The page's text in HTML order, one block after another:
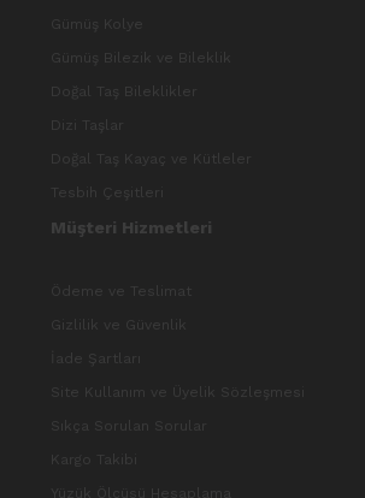
Gümüş Kolye
Gümüş Bilezik ve Bileklik
Doğal Taş Bileklikler
Dizi Taşlar
Doğal Taş Kayaç ve Kütleler
Tesbih Çeşitleri
Müşteri Hizmetleri
Ödeme ve Teslimat
Gizlilik ve Güvenlik
İade Şartları
Site Kullanım ve Üyelik Sözleşmesi
Sıkça Sorulan Sorular
Kargo Takibi
Yüzük Ölçüsü Hesaplama